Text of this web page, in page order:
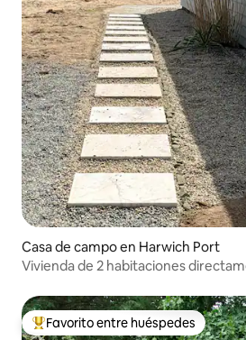
Casa de campo en Harwich Port
Vivienda de 2 habitaciones
Favorito entre huéspedes preferido
Favorito entre huéspedes